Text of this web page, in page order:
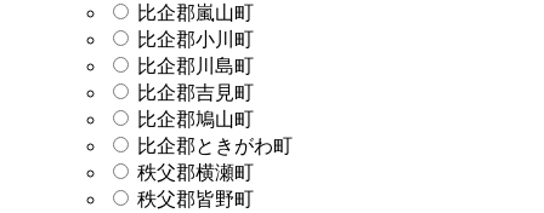
比企郡嵐山町
比企郡小川町
比企郡川島町
比企郡吉見町
比企郡鳩山町
比企郡ときがわ町
秩父郡横瀬町
秩父郡皆野町